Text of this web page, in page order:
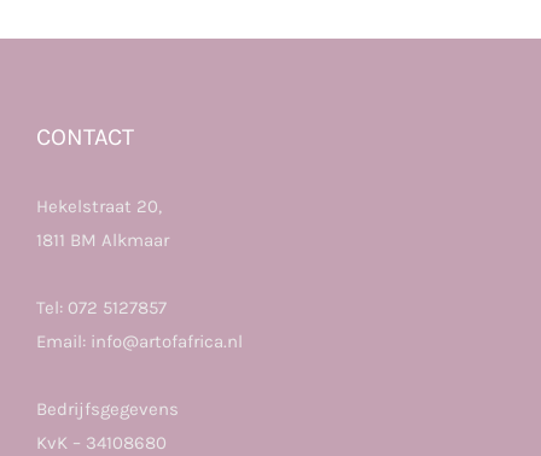
CONTACT
Hekelstraat 20,
1811 BM Alkmaar
Tel: 072 5127857
Email: info@artofafrica.nl
Bedrijfsgegevens
KvK – 34108680